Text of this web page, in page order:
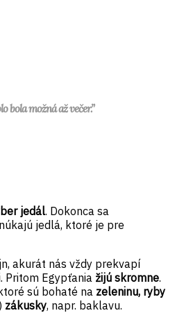
bola možná až večer.”
jedál. Dokonca sa
jedlá, ktoré je pre
akurát nás vždy prekvapí
Pritom Egypťania žijú skromne.
sú bohaté na zeleninu, ryby
zákusky, napr. baklavu.